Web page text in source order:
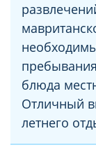
блюда
Отличный
летнего